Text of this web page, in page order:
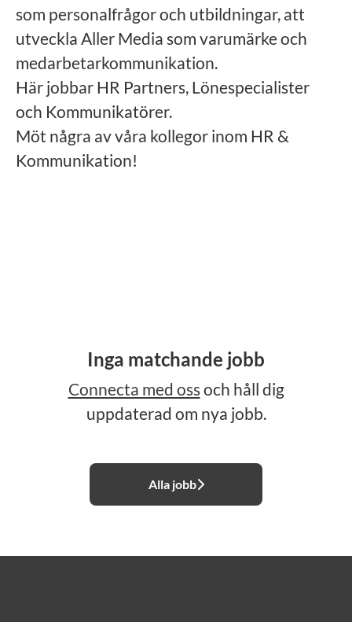
som personalfrågor och utbildningar, att
utveckla Aller Media som varumärke och
medarbetarkommunikation.
Här jobbar HR Partners, Lönespecialister
och Kommunikatörer.
Möt några av våra kollegor inom HR &
Kommunikation!
Inga matchande jobb
Connecta med ossoch håll dig
uppdaterad om nya jobb.
Alla jobb